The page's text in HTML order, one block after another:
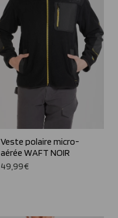
Veste polaire micro-
aérée WAFT NOIR
49,99€